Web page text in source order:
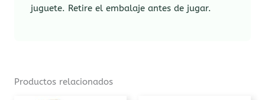
juguete. Retire el embalaje antes de jugar.
Productos relacionados